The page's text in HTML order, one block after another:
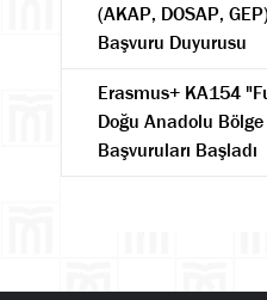
(AKAP, DOSAP,
Başvuru Duyurusu
Erasmus+ KA154
Doğu Anadolu Bölge
Başvuruları Başladı